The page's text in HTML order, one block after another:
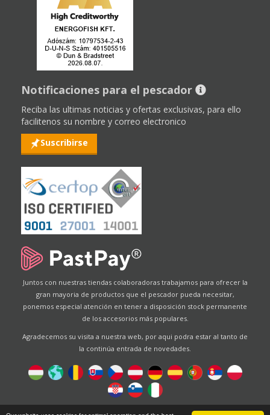
Notificaciones para el pescador
Reciba las ultimas noticias y ofertas exclusivas, para ello
facilitenos su nombre y correo electronico
Suscribirse
Juntos con nuestras tiendas colaboradoras trabajamos para ofrecer la
gran mayoria de productos que el pescador pueda necesitar,
ponemos especial atención en tener a disposición stock permanente
de los accesorios más populares.
Agradecemos su visita a nuestra web, por aqui podra estar al tanto de
la continúa entrada de novedades.